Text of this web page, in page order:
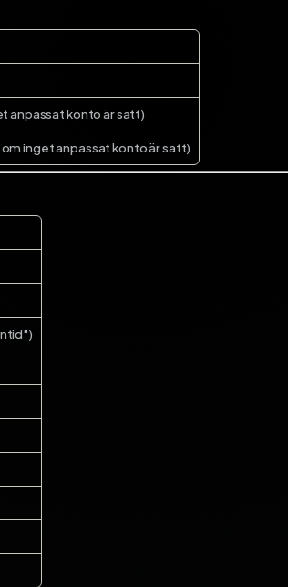
anpassat konto är satt)
inget anpassat konto är satt)